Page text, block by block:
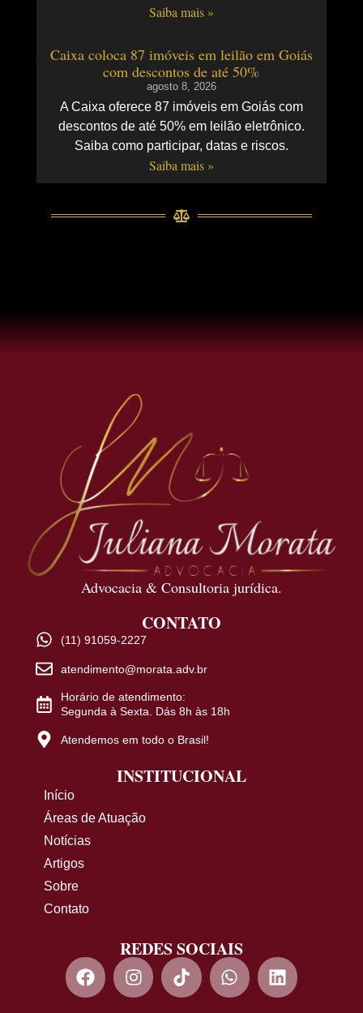
Saiba mais »
Caixa coloca 87 imóveis em leilão em Goiás
com descontos de até 50%
agosto 8, 2026
A Caixa oferece 87 imóveis em Goiás com
descontos de até 50% em leilão eletrônico.
Saiba como participar, datas e riscos.
Saiba mais »
Advocacia & Consultoria jurídica.
CONTATO
(11) 91059-2227
atendimento@morata.adv.br
Horário de atendimento:
Segunda à Sexta. Dás 8h às 18h
Atendemos em todo o Brasil!
INSTITUCIONAL
Início
Áreas de Atuação
Notícias
Artigos
Sobre
Contato
REDES SOCIAIS